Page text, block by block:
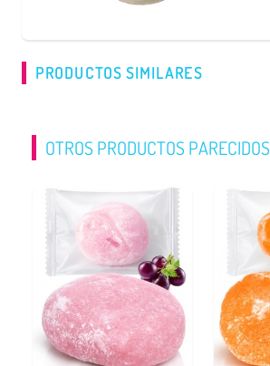
PRODUCTOS SIMILARES
OTROS PRODUCTOS PARECIDOS